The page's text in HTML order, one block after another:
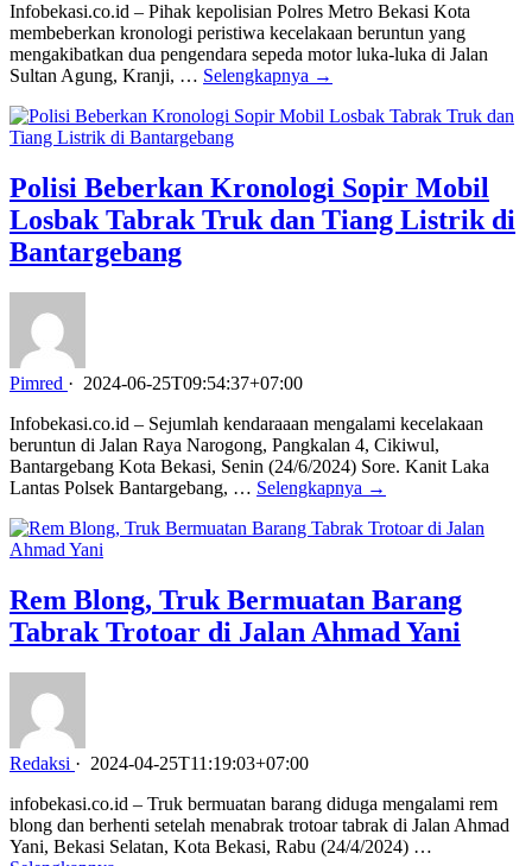
Infobekasi.co.id – Pihak kepolisian Polres Metro Bekasi Kota
membeberkan kronologi peristiwa kecelakaan beruntun yang
mengakibatkan dua pengendara sepeda motor luka-luka di Jalan
Sultan Agung, Kranji, … Selengkapnya →
Polisi Beberkan Kronologi Sopir Mobil
Losbak Tabrak Truk dan Tiang Listrik di
Bantargebang
Pimred · 2024-06-25T09:54:37+07:00
Infobekasi.co.id – Sejumlah kendaraaan mengalami kecelakaan
beruntun di Jalan Raya Narogong, Pangkalan 4, Cikiwul,
Bantargebang Kota Bekasi, Senin (24/6/2024) Sore. Kanit Laka
Lantas Polsek Bantargebang, … Selengkapnya →
Rem Blong, Truk Bermuatan Barang
Tabrak Trotoar di Jalan Ahmad Yani
Redaksi · 2024-04-25T11:19:03+07:00
infobekasi.co.id – Truk bermuatan barang diduga mengalami rem
blong dan berhenti setelah menabrak trotoar tabrak di Jalan Ahmad
Yani, Bekasi Selatan, Kota Bekasi, Rabu (24/4/2024) …